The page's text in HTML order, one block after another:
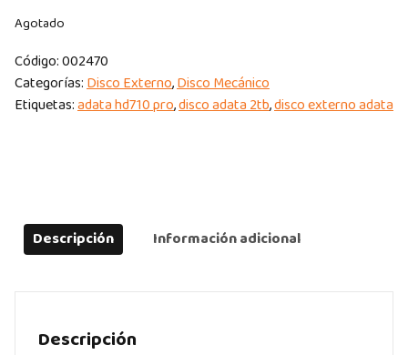
Agotado
Código:002470
Categorías:Disco Externo,Disco Mecánico
Etiquetas:adata hd710 pro,disco adata 2tb,disco externo adata
Descripción Información adicional
Descripción